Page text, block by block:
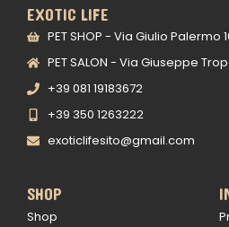
EXOTIC LIFE
PET SHOP - Via Giulio Palermo
PET SALON - Via Giuseppe
+39 081 19183672
+39 350 1263222
exoticlifesito@gmail.com
SHOP
Shop